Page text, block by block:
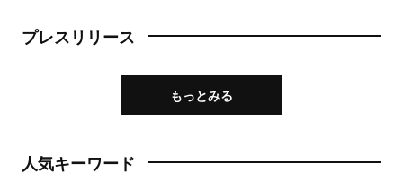
プレスリリース
もっとみる
人気キーワード